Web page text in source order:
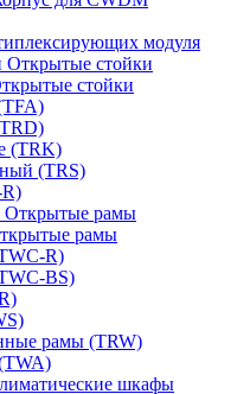
модуля
стойки
(TRK)
(TRS)
рамы
R)
BS)
рамы (TRW)